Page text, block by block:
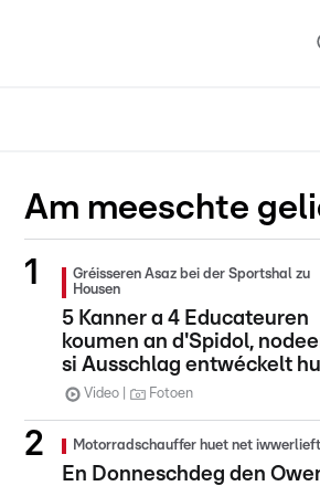
Am meeschte
Gréisseren Asaz bei der Sportshal zu
Housen
5 Kanner a 4 Educateuren
koumen an d'Spidol,
si Ausschlag entwéckelt
Video Fotoen
Motorradschauffer huet net iwwerlieft
En Donneschdeg den